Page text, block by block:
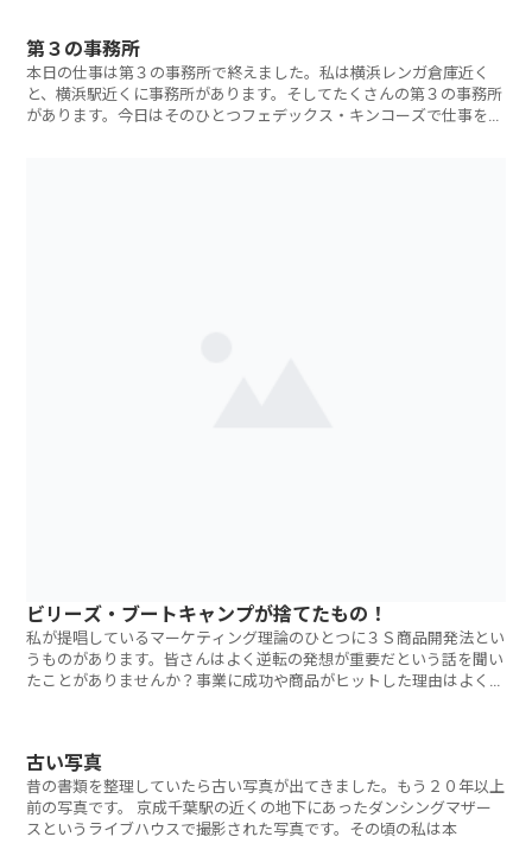
第３の事務所
本日の仕事は第３の事務所で終えました。私は横浜レンガ倉庫近く
と、横浜駅近くに事務所があります。そしてたくさんの第３の事務所
があります。今日はそのひとつフェデックス・キンコーズで仕事をし
ビリーズ・ブートキャンプが捨てたもの！
私が提唱しているマーケティング理論のひとつに３Ｓ商品開発法とい
うものがあります。皆さんはよく逆転の発想が重要だという話を聞い
たことがありませんか？事業に成功や商品がヒットした理由はよくこ
古い写真
昔の書類を整理していたら古い写真が出てきました。もう２０年以上
前の写真です。 京成千葉駅の近くの地下にあったダンシングマザー
スというライブハウスで撮影された写真です。その頃の私は本